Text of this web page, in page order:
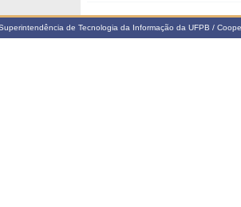
de Tecnologia da Informação da UFPB /